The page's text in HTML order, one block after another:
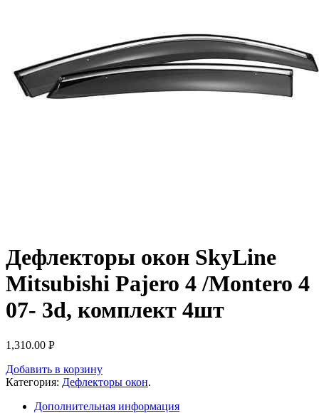
Дефлекторы окон SkyLine
Mitsubishi Pajero 4 /Montero 4
07- 3d, комплект 4шт
1,310.00 Р
Добавить в корзину
Категория: Дефлекторы окон.
Дополнительная информация